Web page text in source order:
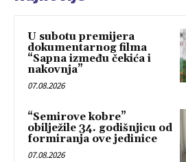
U subotu premijera
dokumentarnog filma
“Sapna između čekića i
nakovnja”
07.08.2026
“Semirove kobre”
obilježile 34. godišnjicu od
formiranja ove jedinice
07.08.2026